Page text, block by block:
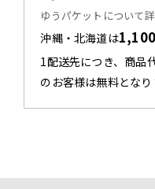
ゆうパケットについて
沖縄・北海道は1,100
1配送先につき、商品
のお客様は無料となり